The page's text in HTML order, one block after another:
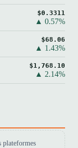
$0.3311
▲ 0.57%
$68.06
▲ 1.43%
$1,768.10
▲ 2.14%
plateformes